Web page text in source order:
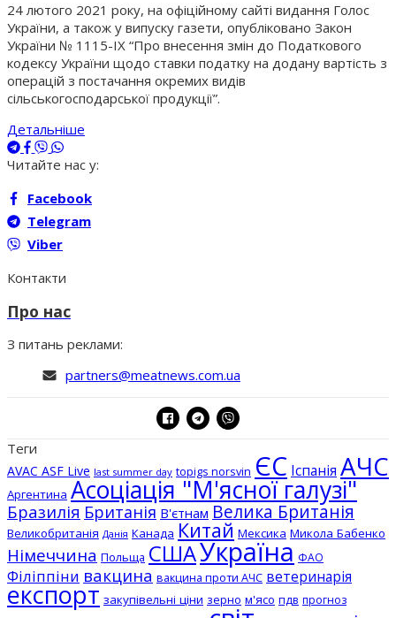
24 лютого 2021 року, на офіційному сайті видання Голос
України, а також у випуску газети, опубліковано Закон
України № 1115-ІХ “Про внесення змін до Податкового
кодексу України щодо ставки податку на додану вартість з
операцій з постачання окремих видів
сільськогосподарської продукції”.
Детальніше
Читайте нас у:
Facebook
Telegram
Viber
Контакти
Про нас
З питань реклами:
partners@meatnews.com.ua
Теги
AVAC ASF Live last summer day topigs norsvin ЄС Іспанія АЧС
Аргентина Асоціація "М'ясної галузі"
Бразилія Британія В'єтнам Велика Британія
Великобританія Данія Канада Китай Мексика Микола Бабенко
Німеччина Польща СШАУкраїна ФАО
Філіппіни вакцина вакцина проти АЧС ветеринарія
експорт закупівельні ціни зерно м'ясо пдв прогноз